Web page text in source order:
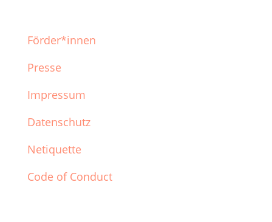
Förder*innen
Presse
Impressum
Datenschutz
Netiquette
Code of Conduct